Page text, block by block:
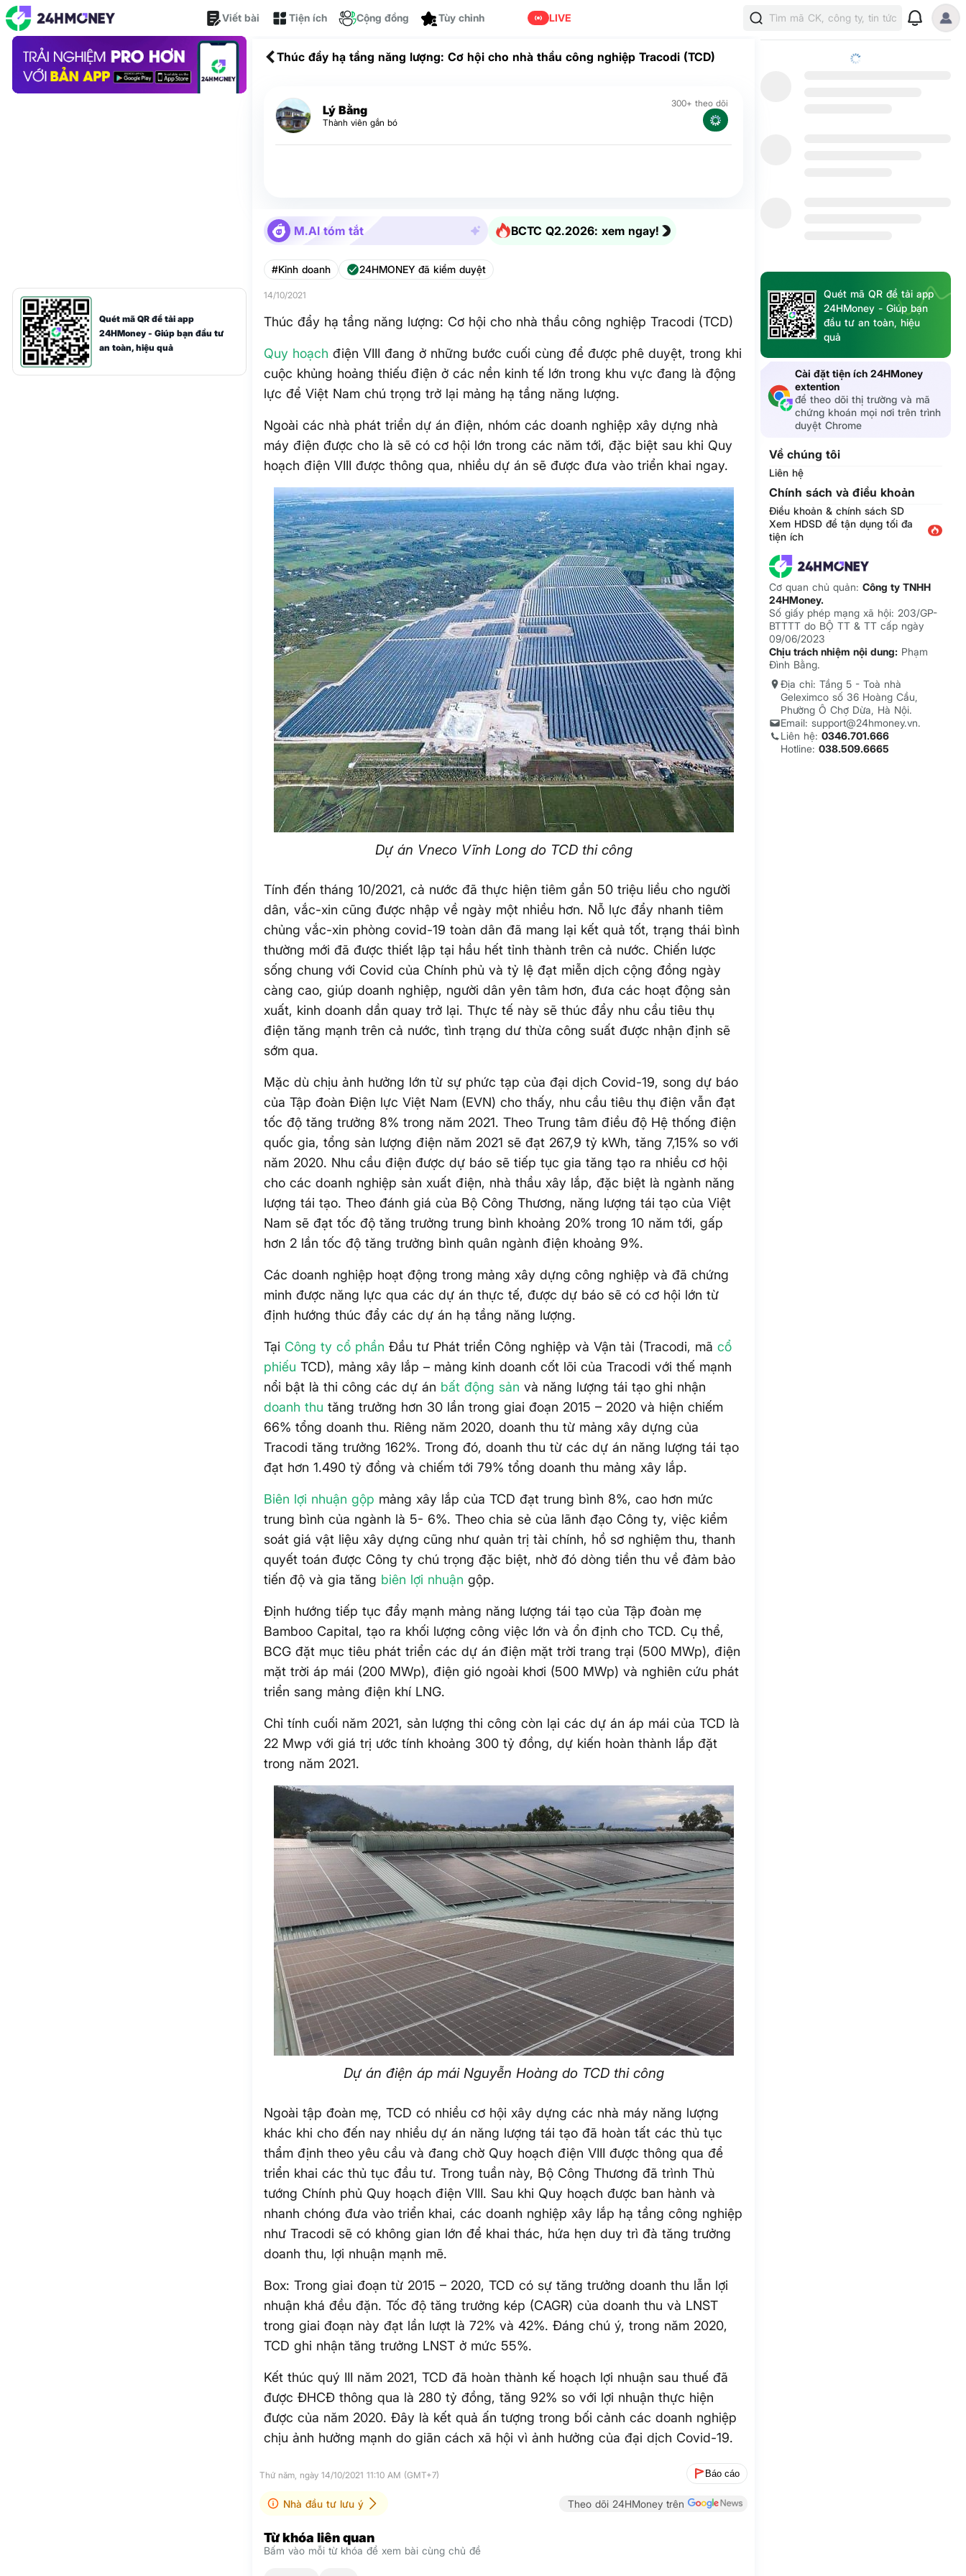
Viết bài Tiện ích Cộng đồng LIVE Tìm mã CK, công ty, tin tức
Quét mã QR để tải app
24HMoney - Giúp bạn đầu tư
an toàn, hiệu quả
Thúc đẩy hạ tầng năng lượng: Cơ hội cho nhà thầu công nghiệp Tracodi (TCD)
Lý Bằng
Thành viên gắn bó
300+ theo dõi
M.AI tóm tắt BCTC Q2.2026: xem ngay!
#Kinh doanh 24HMONEY đã kiểm duyệt
14/10/2021
Thúc đẩy hạ tầng năng lượng: Cơ hội cho nhà thầu công nghiệp Tracodi (TCD)
Quy hoạch điện VIII đang ở những bước cuối cùng để được phê duyệt, trong khi
cuộc khủng hoảng thiếu điện ở các nền kinh tế lớn trong khu vực đang là động
lực để Việt Nam chú trọng trở lại mảng hạ tầng năng lượng.
Ngoài các nhà phát triển dự án điện, nhóm các doanh nghiệp xây dựng nhà
máy điện được cho là sẽ có cơ hội lớn trong các năm tới, đặc biệt sau khi Quy
hoạch điện VIII được thông qua, nhiều dự án sẽ được đưa vào triển khai ngay.
Dự án Vneco Vĩnh Long do TCD thi công
Tính đến tháng 10/2021, cả nước đã thực hiện tiêm gần 50 triệu liều cho người
dân, vắc-xin cũng được nhập về ngày một nhiều hơn. Nỗ lực đẩy nhanh tiêm
chủng vắc-xin phòng covid-19 toàn dân đã mang lại kết quả tốt, trạng thái bình
thường mới đã được thiết lập tại hầu hết tỉnh thành trên cả nước. Chiến lược
sống chung với Covid của Chính phủ và tỷ lệ đạt miễn dịch cộng đồng ngày
càng cao, giúp doanh nghiệp, người dân yên tâm hơn, đưa các hoạt động sản
xuất, kinh doanh dần quay trở lại. Thực tế này sẽ thúc đẩy nhu cầu tiêu thụ
điện tăng mạnh trên cả nước, tình trạng dư thừa công suất được nhận định sẽ
sớm qua.
Mặc dù chịu ảnh hưởng lớn từ sự phức tạp của đại dịch Covid-19, song dự báo
của Tập đoàn Điện lực Việt Nam (EVN) cho thấy, nhu cầu tiêu thụ điện vẫn đạt
tốc độ tăng trưởng 8% trong năm 2021. Theo Trung tâm điều độ Hệ thống điện
quốc gia, tổng sản lượng điện năm 2021 sẽ đạt 267,9 tỷ kWh, tăng 7,15% so với
năm 2020. Nhu cầu điện được dự báo sẽ tiếp tục gia tăng tạo ra nhiều cơ hội
cho các doanh nghiệp sản xuất điện, nhà thầu xây lắp, đặc biệt là ngành năng
lượng tái tạo. Theo đánh giá của Bộ Công Thương, năng lượng tái tạo của Việt
Nam sẽ đạt tốc độ tăng trưởng trung bình khoảng 20% trong 10 năm tới, gấp
hơn 2 lần tốc độ tăng trưởng bình quân ngành điện khoảng 9%.
Các doanh nghiệp hoạt động trong mảng xây dựng công nghiệp và đã chứng
minh được năng lực qua các dự án thực tế, được dự báo sẽ có cơ hội lớn từ
định hướng thúc đẩy các dự án hạ tầng năng lượng.
Tại Công ty cổ phần Đầu tư Phát triển Công nghiệp và Vận tải (Tracodi, mãcổ
phiếu TCD), mảng xây lắp – mảng kinh doanh cốt lõi của Tracodi với thế mạnh
nổi bật là thi công các dự án bất động sản và năng lượng tái tạo ghi nhận
doanh thu tăng trưởng hơn 30 lần trong giai đoạn 2015 – 2020 và hiện chiếm
66% tổng doanh thu. Riêng năm 2020, doanh thu từ mảng xây dựng của
Tracodi tăng trưởng 162%. Trong đó, doanh thu từ các dự án năng lượng tái tạo
đạt hơn 1.490 tỷ đồng và chiếm tới 79% tổng doanh thu mảng xây lắp.
Biên lợi nhuận gộp mảng xây lắp của TCD đạt trung bình 8%, cao hơn mức
trung bình của ngành là 5- 6%. Theo chia sẻ của lãnh đạo Công ty, việc kiểm
soát giá vật liệu xây dựng cũng như quản trị tài chính, hồ sơ nghiệm thu, thanh
quyết toán được Công ty chú trọng đặc biệt, nhờ đó dòng tiền thu về đảm bảo
tiến độ và gia tăng biên lợi nhuận gộp.
Định hướng tiếp tục đẩy mạnh mảng năng lượng tái tạo của Tập đoàn mẹ
Bamboo Capital, tạo ra khối lượng công việc lớn và ổn định cho TCD. Cụ thể,
BCG đặt mục tiêu phát triển các dự án điện mặt trời trang trại (500 MWp), điện
mặt trời áp mái (200 MWp), điện gió ngoài khơi (500 MWp) và nghiên cứu phát
triển sang mảng điện khí LNG.
Chỉ tính cuối năm 2021, sản lượng thi công còn lại các dự án áp mái của TCD là
22 Mwp với giá trị ước tính khoảng 300 tỷ đồng, dự kiến hoàn thành lắp đặt
trong năm 2021.
Dự án điện áp mái Nguyễn Hoàng do TCD thi công
Ngoài tập đoàn mẹ, TCD có nhiều cơ hội xây dựng các nhà máy năng lượng
khác khi cho đến nay nhiều dự án năng lượng tái tạo đã hoàn tất các thủ tục
thẩm định theo yêu cầu và đang chờ Quy hoạch điện VIII được thông qua để
triển khai các thủ tục đầu tư. Trong tuần này, Bộ Công Thương đã trình Thủ
tướng Chính phủ Quy hoạch điện VIII. Sau khi Quy hoạch được ban hành và
nhanh chóng đưa vào triển khai, các doanh nghiệp xây lắp hạ tầng công nghiệp
như Tracodi sẽ có không gian lớn để khai thác, hứa hẹn duy trì đà tăng trưởng
doanh thu, lợi nhuận mạnh mẽ.
Box: Trong giai đoạn từ 2015 – 2020, TCD có sự tăng trưởng doanh thu lẫn lợi
nhuận khá đều đặn. Tốc độ tăng trưởng kép (CAGR) của doanh thu và LNST
trong giai đoạn này đạt lần lượt là 72% và 42%. Đáng chú ý, trong năm 2020,
TCD ghi nhận tăng trưởng LNST ở mức 55%.
Kết thúc quý III năm 2021, TCD đã hoàn thành kế hoạch lợi nhuận sau thuế đã
được ĐHCĐ thông qua là 280 tỷ đồng, tăng 92% so với lợi nhuận thực hiện
được của năm 2020. Đây là kết quả ấn tượng trong bối cảnh các doanh nghiệp
chịu ảnh hưởng mạnh do giãn cách xã hội vì ảnh hưởng của đại dịch Covid-19.
Thứ năm, ngày 14/10/2021 11:10 AM (GMT+7) Báo cáo
Nhà đầu tư lưu ý Theo dõi 24HMoney trên
Từ khóa liên quan
Bấm vào mỗi từ khóa để xem bài cùng chủ đề
Quét mã QR để tải app
24HMoney - Giúp bạn
đầu tư an toàn, hiệu
quả
Cài đặt tiện ích 24HMoney
extention
để theo dõi thị trường và mã
chứng khoán mọi nơi trên trình
duyệt Chrome
Về chúng tôi
Liên hệ
Chính sách và điều khoản
Điều khoản & chính sách SD
Xem HDSD để tận dụng tối đa
tiện ích
Cơ quan chủ quản:Công ty TNHH
24HMoney.
Số giấy phép mạng xã hội: 203/GP-
BTTTT do BỘ TT & TT cấp ngày
09/06/2023
Chịu trách nhiệm nội dung: Phạm
Đình Bằng.
Địa chỉ: Tầng 5 - Toà nhà
Geleximco số 36 Hoàng Cầu,
Phường Ô Chợ Dừa, Hà Nội.
Email: support@24hmoney.vn.
Liên hệ:0346.701.666
Hotline:038.509.6665